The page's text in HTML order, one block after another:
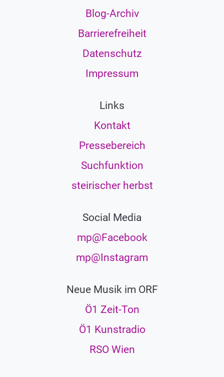
Blog-Archiv
Barrierefreiheit
Datenschutz
Impressum
Links
Kontakt
Pressebereich
Suchfunktion
steirischer herbst
Social Media
mp@Facebook
mp@Instagram
Neue Musik im ORF
Ö1 Zeit-Ton
Ö1 Kunstradio
RSO Wien